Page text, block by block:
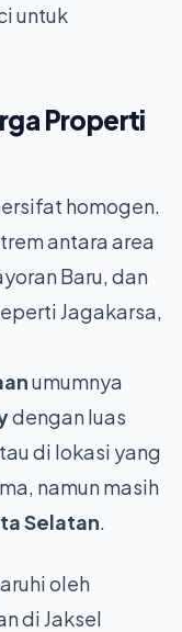
untuk
Properti
homogen.
antara area
Baru, dan
Jagakarsa,
umumnya
dengan luas
di lokasi yang
namun masih
Selatan.
oleh
di Jaksel